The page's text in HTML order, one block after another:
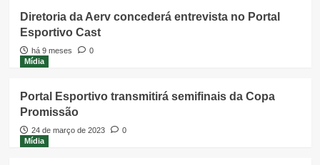
Diretoria da Aerv concederá entrevista no Portal
Esportivo Cast
há 9 meses
0
Mídia
Portal Esportivo transmitirá semifinais da Copa
Promissão
24 de março de 2023
0
Mídia